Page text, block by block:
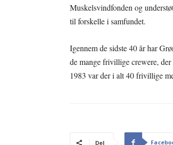
Muskelsvindfonden og
til forskelle i samfundet.
Igennem de sidste 40 år har
de mange frivillige crewere,
1983 var der i alt 40 frivillige
Del